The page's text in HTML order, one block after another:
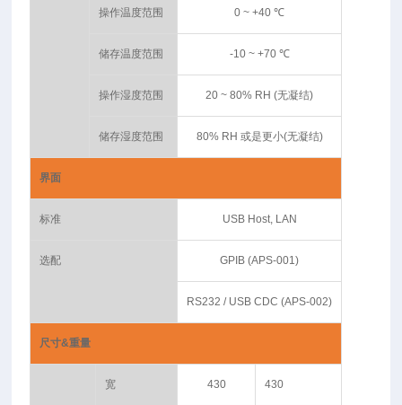
操作温度范围 0 ~ +40 ℃
储存温度范围 -10 ~ +70 ℃
操作湿度范围 20 ~ 80% RH (无凝结)
储存湿度范围 80% RH 或是更小(无凝结)
界面
标准 USB Host, LAN
选配 GPIB (APS-001)
RS232 / USB CDC (APS-002)
尺寸&重量
宽 430 430